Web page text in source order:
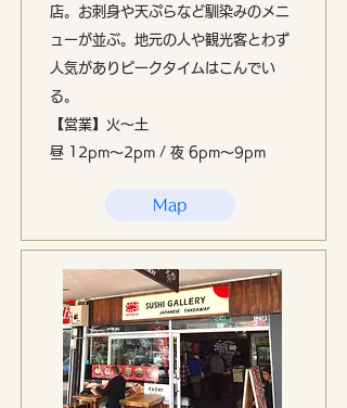
店。お刺身や天ぷらなど馴染みのメニ
ューが並ぶ。地元の人や観光客とわず
人気がありピークタイムはこんでい
る。
【営業】火〜土
昼 12pm〜2pm / 夜 6pm〜9pm
Map